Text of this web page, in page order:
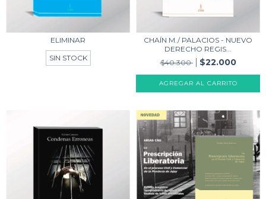
ELIMINAR
SIN STOCK
CHAÍN M./ PALACIOS - NUEVO
DERECHO REGIS...
$40.300
$22.000
AGREGAR AL CARRITO